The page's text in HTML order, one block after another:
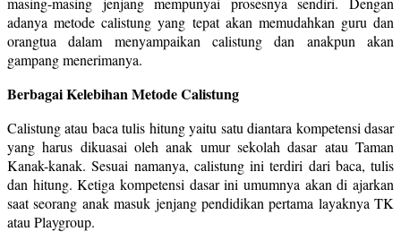
adanya metode calistung yang tepat akan memudahkan guru dan
orangtua dalam menyampaikan calistung dan anakpun akan
gampang menerimanya.
Berbagai Kelebihan Metode Calistung
Calistung atau baca tulis hitung yaitu satu diantara kompetensi dasar
yang harus dikuasai oleh anak umur sekolah dasar atau Taman
Kanak-kanak. Sesuai namanya, calistung ini terdiri dari baca, tulis
dan hitung. Ketiga kompetensi dasar ini umumnya akan di ajarkan
saat seorang anak masuk jenjang pendidikan pertama layaknya TK
atau Playgroup.